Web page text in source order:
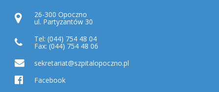
26-300 Opoczno
ul. Partyzantów 30
Tel: (044) 754 48 04
Fax: (044) 754 48 06
sekretariat@szpitalopoczno.pl
Facebook